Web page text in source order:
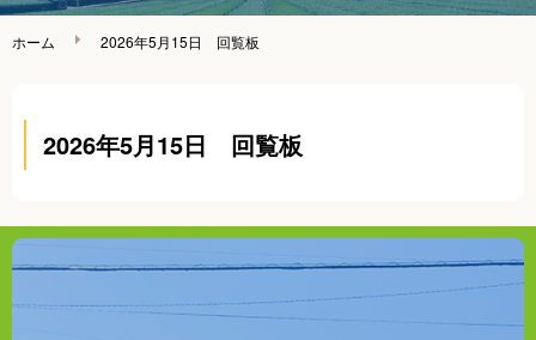
回覧情報
年間行事スケジュール
活動報告
各種定型用紙
ホーム 2026年5月15日 回覧板
2026年5月15日 回覧板